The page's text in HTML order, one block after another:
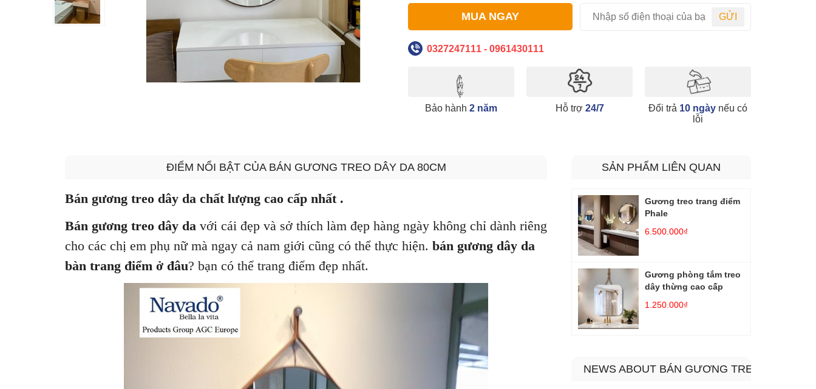
MUA NGAY GỬI
0327247111 - 0961430111
Bảo hành 2 năm Hỗ trợ 24/7 Đổi trả 10 ngày nếu có
lỗi
ĐIỂM NỔI BẬT CỦA BÁN GƯƠNG TREO DÂY DA 80CM
Bán gương treo dây da chất lượng cao cấp nhất .
Bán gương treo dây da với cái đẹp và sở thích làm đẹp hàng ngày không chỉ dành riêng
cho các chị em phụ nữ mà ngay cả nam giới cũng có thể thực hiện. bán gương dây da
bàn trang điểm ở đâu? bạn có thể trang điểm đẹp nhất.
SẢN PHẨM LIÊN QUAN
Gương treo trang điểm
Phale
6.500.000₫
Gương phòng tắm treo
dây thừng cao cấp
1.250.000₫
NEWS ABOUT BÁN GƯƠNG TREO DÂY DA